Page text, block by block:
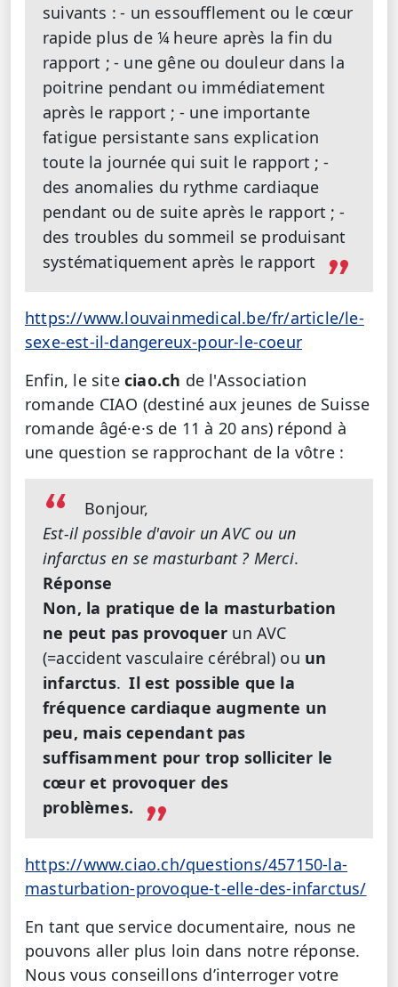
suivants : - un essoufflement ou le cœur
rapide plus de ¼ heure après la fin du
rapport ; - une gêne ou douleur dans la
poitrine pendant ou immédiatement
après le rapport ; - une importante
fatigue persistante sans explication
toute la journée qui suit le rapport ; -
des anomalies du rythme cardiaque
pendant ou de suite après le rapport ; -
des troubles du sommeil se produisant
systématiquement après le rapport
https://www.louvainmedical.be/fr/article/le-
sexe-est-il-dangereux-pour-le-coeur
Enfin, le site ciao.ch de l'Association
romande CIAO (destiné aux jeunes de Suisse
romande âgé·e·s de 11 à 20 ans) répond à
une question se rapprochant de la vôtre :
Bonjour,
Est-il possible d'avoir un AVC ou un
infarctus en se masturbant ? Merci.
Réponse
Non, la pratique de la masturbation
ne peut pas provoquer un AVC
(=accident vasculaire cérébral) ou un
infarctus. Il est possible que la
fréquence cardiaque augmente un
peu, mais cependant pas
suffisamment pour trop solliciter le
cœur et provoquer des
problèmes.
https://www.ciao.ch/questions/457150-la-
masturbation-provoque-t-elle-des-infarctus/
En tant que service documentaire, nous ne
pouvons aller plus loin dans notre réponse.
Nous vous conseillons d’interroger votre